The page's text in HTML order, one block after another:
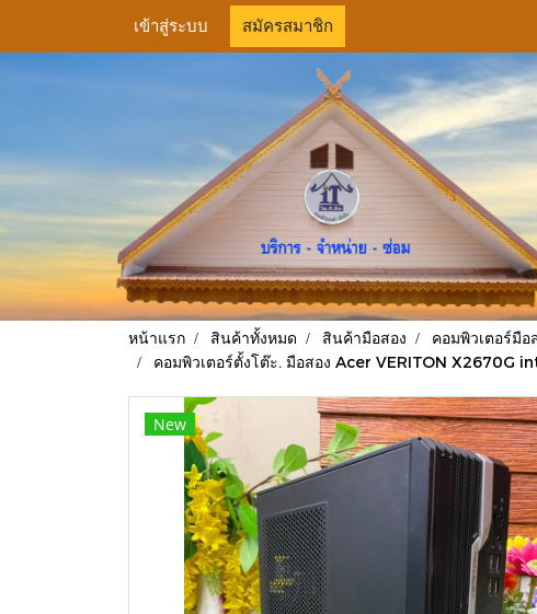
เข้าสู่ระบบ สมัครสมาชิก
หน้าแรก สินค้าทั้งหมด สินค้ามือสอง
คอมพิวเตอร์มือ
คอมพิวเตอร์ตั้งโต๊ะ. มือสอง Acer VERITON X2670G
New